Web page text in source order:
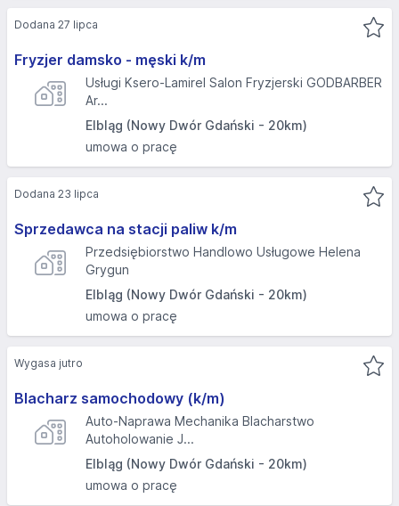
Fryzjer damsko - męski k/m
Usługi Ksero-Lamirel Salon Fryzjerski GODBARBER
Ar...
Elbląg (Nowy Dwór Gdański - 20km)
umowa o pracę
Dodana 27 lipca
Sprzedawca na stacji paliw k/m
Przedsiębiorstwo Handlowo Usługowe Helena
Grygun
Elbląg (Nowy Dwór Gdański - 20km)
umowa o pracę
Dodana 23 lipca
Blacharz samochodowy (k/m)
Auto-Naprawa Mechanika Blacharstwo
Autoholowanie J...
Elbląg (Nowy Dwór Gdański - 20km)
umowa o pracę
Wygasa jutro